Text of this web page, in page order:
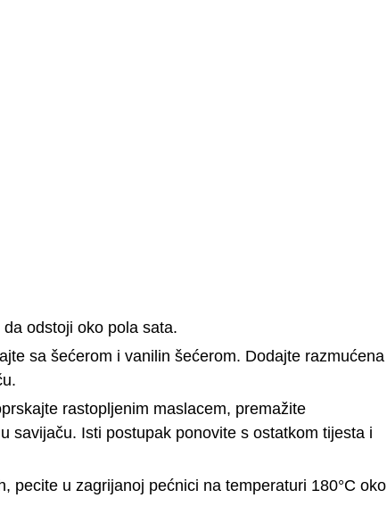
odstoji oko pola sata.
sa šećerom i vanilin šećerom. Dodajte razmućena
rastopljenim maslacem, premažite
savijaču. Isti postupak ponovite s ostatkom tijesta i
pecite u zagrijanoj pećnici na temperaturi 180°C oko